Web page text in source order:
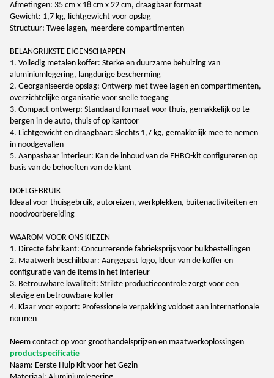
Afmetingen: 35 cm x 18 cm x 22 cm, draagbaar formaat
Gewicht: 1,7 kg, lichtgewicht voor opslag
Structuur: Twee lagen, meerdere compartimenten
BELANGRIJKSTE EIGENSCHAPPEN
1. Volledig metalen koffer: Sterke en duurzame behuizing van
aluminiumlegering, langdurige bescherming
2. Georganiseerde opslag: Ontwerp met twee lagen en compartimenten,
overzichtelijke organisatie voor snelle toegang
3. Compact ontwerp: Standaard formaat voor thuis, gemakkelijk op te
bergen in de auto, thuis of op kantoor
4. Lichtgewicht en draagbaar: Slechts 1,7 kg, gemakkelijk mee te nemen
in noodgevallen
5. Aanpasbaar interieur: Kan de inhoud van de EHBO-kit configureren op
basis van de behoeften van de klant
DOELGEBRUIK
Ideaal voor thuisgebruik, autoreizen, werkplekken, buitenactiviteiten en
noodvoorbereiding
WAAROM VOOR ONS KIEZEN
1. Directe fabrikant: Concurrerende fabrieksprijs voor bulkbestellingen
2. Maatwerk beschikbaar: Aangepast logo, kleur van de koffer en
configuratie van de items in het interieur
3. Betrouwbare kwaliteit: Strikte productiecontrole zorgt voor een
stevige en betrouwbare koffer
4. Klaar voor export: Professionele verpakking voldoet aan internationale
normen
Neem contact op voor groothandelsprijzen en maatwerkoplossingen
productspecificatie
Naam: Eerste Hulp Kit voor het Gezin